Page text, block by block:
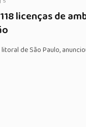
licenças de
de São Paulo,